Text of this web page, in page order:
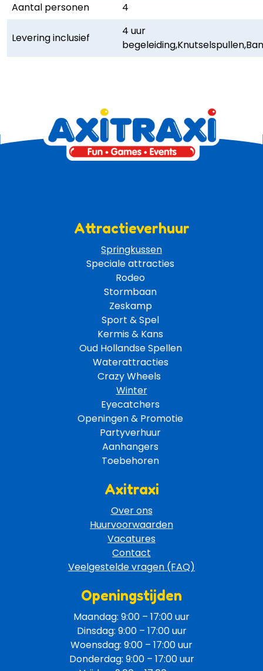
Aantal personen
4
Levering inclusief
4 uur
Attractieverhuur
Springkussen
Speciale attracties
Rodeo
Stormbaan
Zeskamp
Sport & Spel
Kermis & Kans
Oud Hollandse Spellen
Waterattracties
Crazy Wheels
Winter
Eyecatchers
Openingen & Promotie
Partyverhuur
Aanhangers
Toebehoren
Axitraxi
Over ons
Huurvoorwaarden
Vacatures
Contact
Veelgestelde vragen (FAQ)
Openingstijden
Maandag: 9:00 – 17:00 uur
Dinsdag: 9:00 – 17:00 uur
Woensdag: 9:00 – 17:00 uur
Donderdag: 9:00 – 17:00 uur